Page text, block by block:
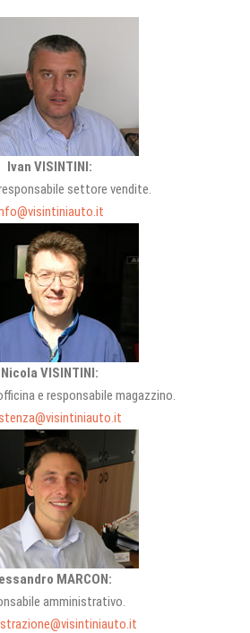
Ivan VISINTINI:
settore vendite.
Nicola VISINTINI:
e responsabile magazzino.
MARCON:
amministrativo.